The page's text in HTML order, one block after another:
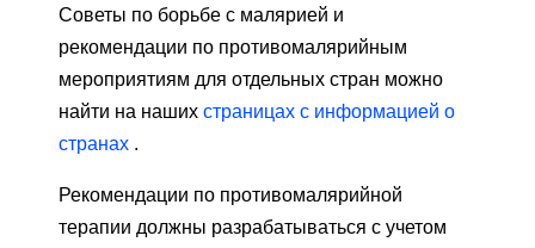
Советы по борьбе с малярией и
рекомендации по противомалярийным
мероприятиям для отдельных стран можно
найти на наших страницах с информацией о
странах .
Рекомендации по противомалярийной
терапии должны разрабатываться с учетом